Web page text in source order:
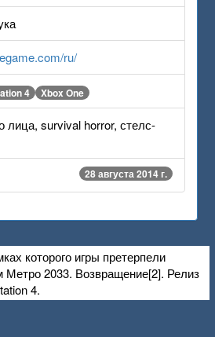
ru/
4 Xbox One
лица, survival horror, стелс-
28 августа 2014 г.
которого игры претерпели
Метро 2033. Возвращение[2]. Релиз
4.